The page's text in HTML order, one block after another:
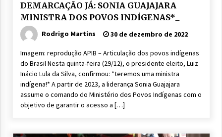
DEMARCAÇÃO JÁ: SONIA GUAJAJARA
MINISTRA DOS POVOS INDÍGENAS*_
Rodrigo Martins 30 de dezembro de 2022
Imagem: reprodução APIB – Articulação dos povos indígenas
do Brasil Nesta quinta-feira (29/12), o presidente eleito, Luiz
Inácio Lula da Silva, confirmou: *teremos uma ministra
indígena!* A partir de 2023, a liderança Sonia Guajajara
assume o comando do Ministério dos Povos Indígenas com o
objetivo de garantir o acesso a […]